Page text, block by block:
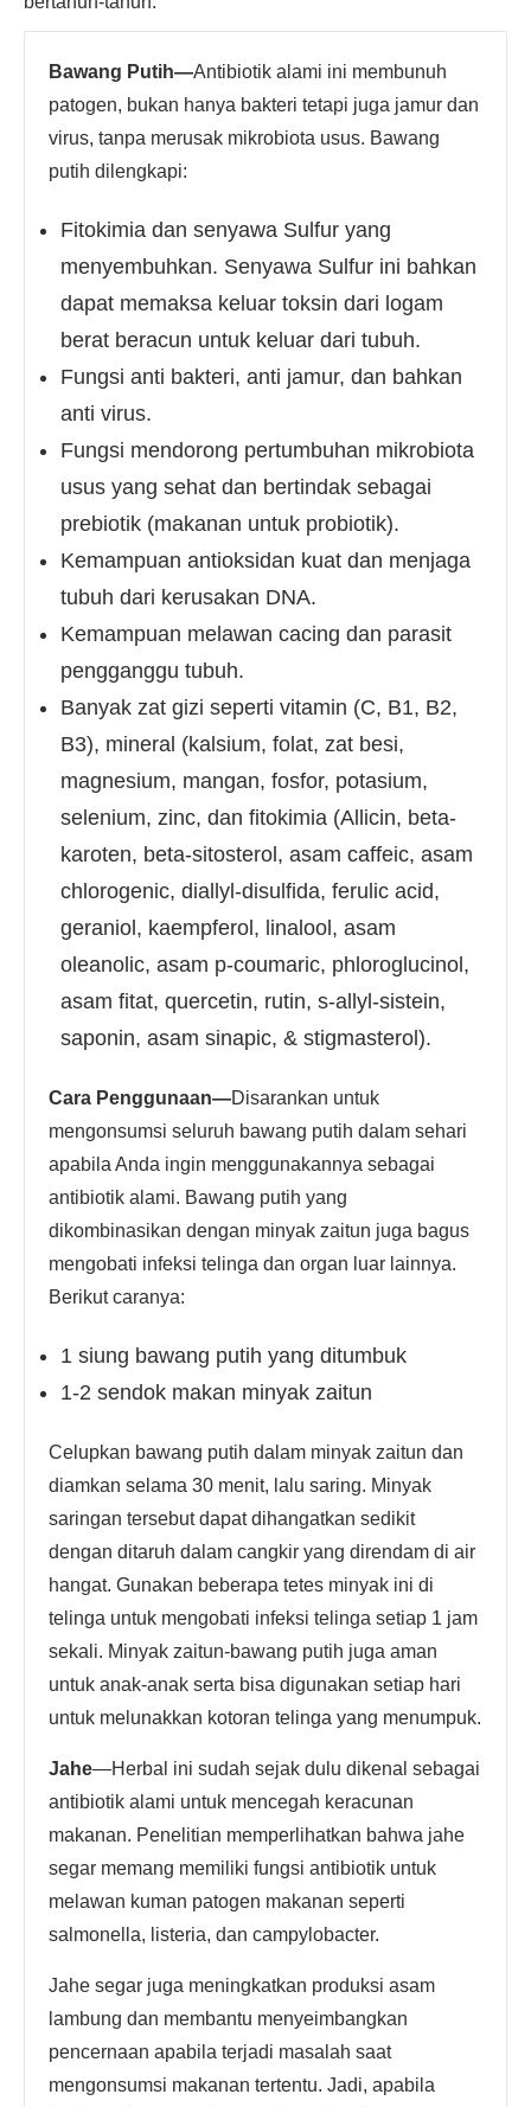
Bawang Putih—Antibiotik alami ini membunuh
patogen, bukan hanya bakteri tetapi juga jamur dan
virus, tanpa merusak mikrobiota usus. Bawang
putih dilengkapi:
Fitokimia dan senyawa Sulfur yang
menyembuhkan. Senyawa Sulfur ini bahkan
dapat memaksa keluar toksin dari logam
berat beracun untuk keluar dari tubuh.
Fungsi anti bakteri, anti jamur, dan bahkan
anti virus.
Fungsi mendorong pertumbuhan mikrobiota
usus yang sehat dan bertindak sebagai
prebiotik (makanan untuk probiotik).
Kemampuan antioksidan kuat dan menjaga
tubuh dari kerusakan DNA.
Kemampuan melawan cacing dan parasit
pengganggu tubuh.
Banyak zat gizi seperti vitamin (C, B1, B2,
B3), mineral (kalsium, folat, zat besi,
magnesium, mangan, fosfor, potasium,
selenium, zinc, dan fitokimia (Allicin, beta-
karoten, beta-sitosterol, asam caffeic, asam
chlorogenic, diallyl-disulfida, ferulic acid,
geraniol, kaempferol, linalool, asam
oleanolic, asam p-coumaric, phloroglucinol,
asam fitat, quercetin, rutin, s-allyl-sistein,
saponin, asam sinapic, & stigmasterol).
Cara Penggunaan—Disarankan untuk
mengonsumsi seluruh bawang putih dalam sehari
apabila Anda ingin menggunakannya sebagai
antibiotik alami. Bawang putih yang
dikombinasikan dengan minyak zaitun juga bagus
mengobati infeksi telinga dan organ luar lainnya.
Berikut caranya:
1 siung bawang putih yang ditumbuk
1-2 sendok makan minyak zaitun
Celupkan bawang putih dalam minyak zaitun dan
diamkan selama 30 menit, lalu saring. Minyak
saringan tersebut dapat dihangatkan sedikit
dengan ditaruh dalam cangkir yang direndam di air
hangat. Gunakan beberapa tetes minyak ini di
telinga untuk mengobati infeksi telinga setiap 1 jam
sekali. Minyak zaitun-bawang putih juga aman
untuk anak-anak serta bisa digunakan setiap hari
untuk melunakkan kotoran telinga yang menumpuk.
Jahe—Herbal ini sudah sejak dulu dikenal sebagai
antibiotik alami untuk mencegah keracunan
makanan. Penelitian memperlihatkan bahwa jahe
segar memang memiliki fungsi antibiotik untuk
melawan kuman patogen makanan seperti
salmonella, listeria, dan campylobacter.
Jahe segar juga meningkatkan produksi asam
lambung dan membantu menyeimbangkan
pencernaan apabila terjadi masalah saat
mengonsumsi makanan tertentu. Jadi, apabila